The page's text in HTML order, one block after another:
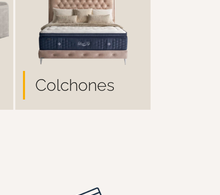
Colchones